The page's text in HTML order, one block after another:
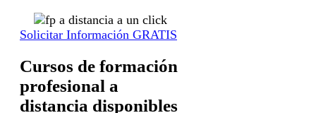
Solicitar Información GRATIS
Cursos de formación
profesional a
distancia disponibles